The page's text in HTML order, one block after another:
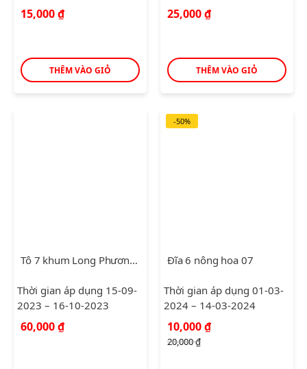
15,000₫
THÊM VÀO GIỎ
25,000₫
THÊM VÀO GIỎ
Tô 7 khum Long Phương Trắng
Thời gian áp dụng 15-09-
2023 – 16-10-2023
60,000₫
-50%
Đĩa 6 nông hoa 07
Thời gian áp dụng 01-03-
2024 – 14-03-2024
20,000₫
Giá
gốc
là:
10,000₫Giá